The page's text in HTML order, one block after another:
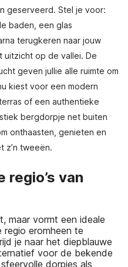
geserveerd. Stel je voor:
baden, een glas
terugkeren naar jouw
uitzicht op de vallei. De
geven jullie alle ruimte om
kiest voor een modern
of een authentieke
bergdorpje net buiten
onthaasten, genieten en
z’n tweeën.
regio’s van
maar vormt een ideale
regio eromheen te
je naar het diepblauwe
voor de bekende
dorpjes als